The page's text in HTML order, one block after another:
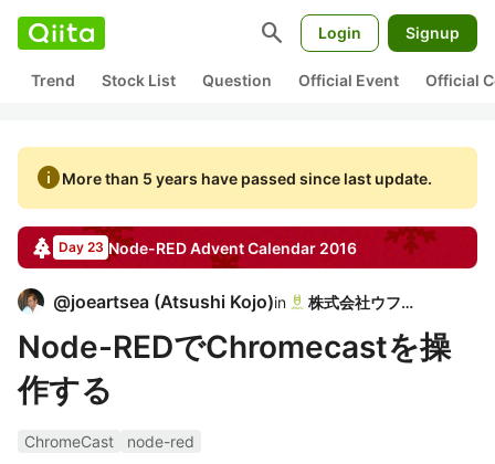
search Login Signup
Trend Stock List Question Official Event Official
infoMore than 5 years have passed since last update.
Day 23 Node-REDAdvent Calendar 2016
@joeartsea (Atsushi Kojo)in 株式会社ウフル
Node-REDでChromecastを操
作する
ChromeCast
node-red